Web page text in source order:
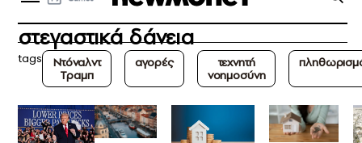
στεγαστικά δάνεια
tags
Ντόναλντ
Τραμπ
αγορές
τεχνητή
νοημοσύνη